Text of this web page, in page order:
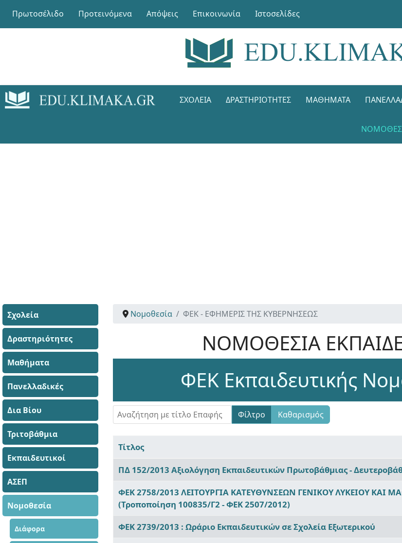
Πρωτοσέλιδο Προτεινόμενα Απόψεις Επικοινωνία Ιστοσελίδες
ΣΧΟΛΕΊΑ ΔΡΑΣΤΗΡΙΌΤΗΤΕΣ ΜΑΘΉΜΑΤΑ
Σχολεία
Δραστηριότητες
Μαθήματα
Πανελλαδικές
Δια Βίου
Τριτοβάθμια
Εκπαιδευτικοί
ΑΣΕΠ
Νομοθεσία
Διάφορα
Νομοθεσία ΦΕΚ - ΕΦΗΜΕΡΙΣ ΤΗΣ ΚΥΒΕΡΝΗΣΕΩΣ
ΝΟΜΟΘΕΣΙΑ
ΦΕΚ Εκπαιδευτικής
Αναζήτηση με τίτλο Επαφής Φίλτρο Καθαρισμός
Τίτλος
ΠΔ 152/2013 Αξιολόγηση Εκπαιδευτικών Πρωτοβάθμιας -
ΦΕΚ 2758/2013 ΛΕΙΤΟΥΡΓΙΑ ΚΑΤΕΥΘΥΝΣΕΩΝ ΓΕΝΙΚΟΥ ΛΥΚΕΙΟΥ ΚΑΙ
(Τροποποίηση 100835/Γ2 - ΦΕΚ 2507/2012)
ΦΕΚ 2739/2013 : Ωράριο Εκπαιδευτικών σε Σχολεία Εξωτερικού